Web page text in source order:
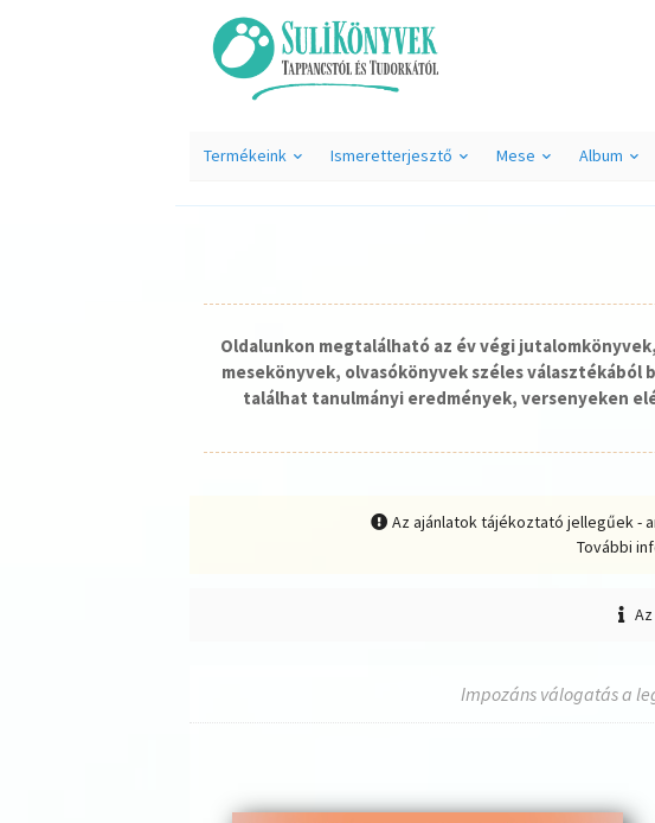
Termékeink Ismeretterjesztő Mese Album
Oldalunkon megtalálható az év végi
mesekönyvek, olvasókönyvek széles
találhat tanulmányi eredmények, versenyeken
Az ajánlatok tájékoztató jellegűek -
További
Impozáns válogatás a